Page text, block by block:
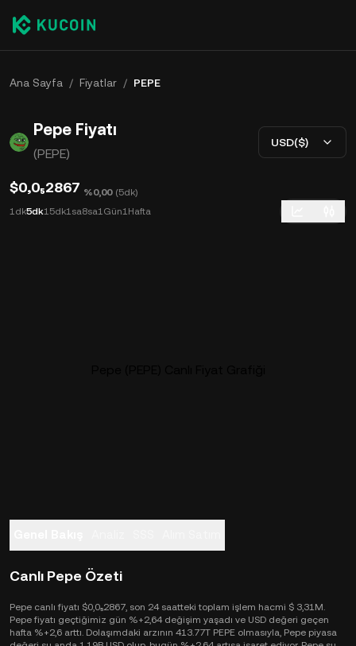
Ana Sayfa / Fiyatlar / PEPE
Pepe Fiyatı
(PEPE)
USD($)
$0,0₅2867 %0,00 (5dk)
1dk5dk15dk1sa8sa1Gün1Hafta
Canlı Pepe Özeti
Pepe canlı fiyatı $0,0₅2867, son 24 saatteki toplam işlem hacmi $ 3,31M.
Pepe fiyatı geçtiğimiz gün %+2,64 değişim yaşadı ve USD değeri geçen
hafta %+2,6 arttı. Dolaşımdaki arzının 413.77T PEPE olmasıyla, Pepe piyasa